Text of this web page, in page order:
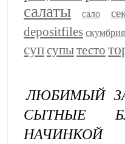
салаты
сало
depositfiles скумбрия
супсупытесто
ЛЮБИМЫЙ
СЫТНЫЕ
НАЧИНКОЙ